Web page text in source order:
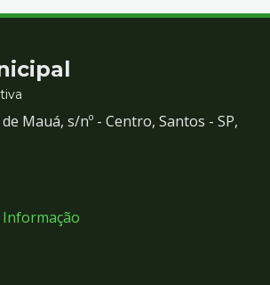
Mauá, s/nº - Centro, Santos - SP,
Informação